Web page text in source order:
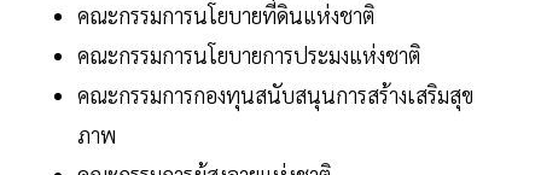
คณะกรรมการนโยบายที่ดินแห่งชาติ
คณะกรรมการนโยบายการประมงแห่งชาติ
คณะกรรมการกองทุนสนับสนุนการสร้างเสริมสุข
ภาพ